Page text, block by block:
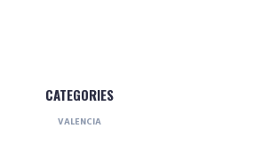
CATEGORIES
VALENCIA